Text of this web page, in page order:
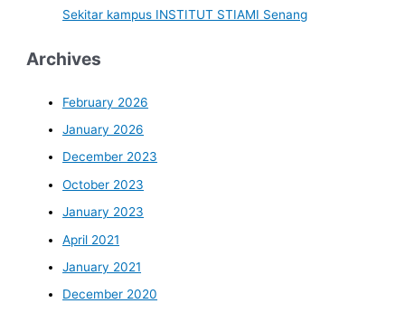
Sekitar kampus INSTITUT STIAMI Senang
Archives
February 2026
January 2026
December 2023
October 2023
January 2023
April 2021
January 2021
December 2020